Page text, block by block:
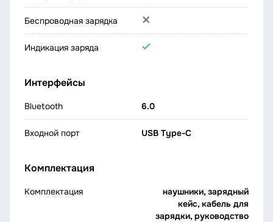
Беспроводная зарядка
Индикация заряда
Интерфейсы
Bluetooth 6.0
Входной порт USB Type-C
Комплектация
Комплектация
наушники, зарядный
кейс, кабель для
зарядки, руководство